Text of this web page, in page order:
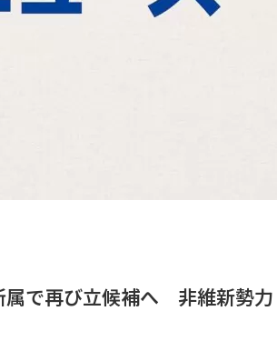
属で再び立候補へ 非維新勢力